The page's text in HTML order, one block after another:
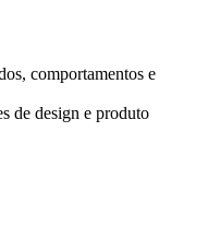
comportamentos e
de design e produto